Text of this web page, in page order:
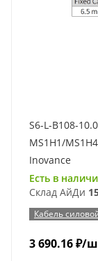
S6-L-B108-
MS1H1/
Inovance
Есть в
Склад АйДи
Кабель
3 690.16₽/